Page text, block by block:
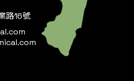
路16號